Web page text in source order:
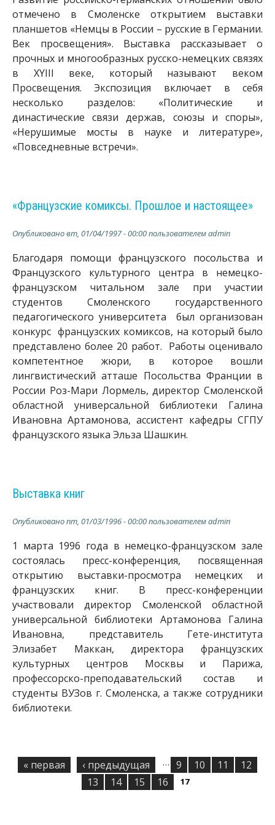
отмечено в Смоленске открытием выставки
планшетов «Немцы в России – русские в Германии.
Век просвещения». Выставка рассказывает о
прочных и многообразных русско-немецких связях
в XYIII веке, который называют веком
Просвещения. Экспозиция включает в себя
несколько разделов: «Политические и
династические связи держав, союзы и споры»,
«Нерушимые мосты в науке и литературе»,
«Повседневные встречи».
«Французские комиксы. Прошлое и настоящее»
Опубликовановт, 01/04/1997 - 00:00пользователемadmin
Благодаря помощи французского посольства и
Французского культурного центра в немецко-
французском читальном зале при участии
студентов Смоленского государственного
педагогического университета был организован
конкурс французских комиксов, на который было
представлено более 20 работ. Работы оценивало
компетентное жюри, в которое вошли
лингвистический атташе Посольства Франции в
России Роз-Мари Лормель, директор Смоленской
областной универсальной библиотеки Галина
Ивановна Артамонова, ассистент кафедры СГПУ
французского языка Эльза Шашкин.
Выставка книг
Опубликованопт, 01/03/1996 - 00:00пользователемadmin
1 марта 1996 года в немецко-французском зале
состоялась пресс-конференция, посвященная
открытию выставки-просмотра немецких и
французских книг. В пресс-конференции
участвовали директор Смоленской областной
универсальной библиотеки Артамонова Галина
Ивановна, представитель Гете-института
Элизабет Маккан, директора французских
культурных центров Москвы и Парижа,
профессорско-преподавательский состав и
студенты ВУЗов г. Смоленска, а также сотрудники
библиотеки.
С
« первая ‹ предыдущая … 9 10 11
12
13
14 15 16 17